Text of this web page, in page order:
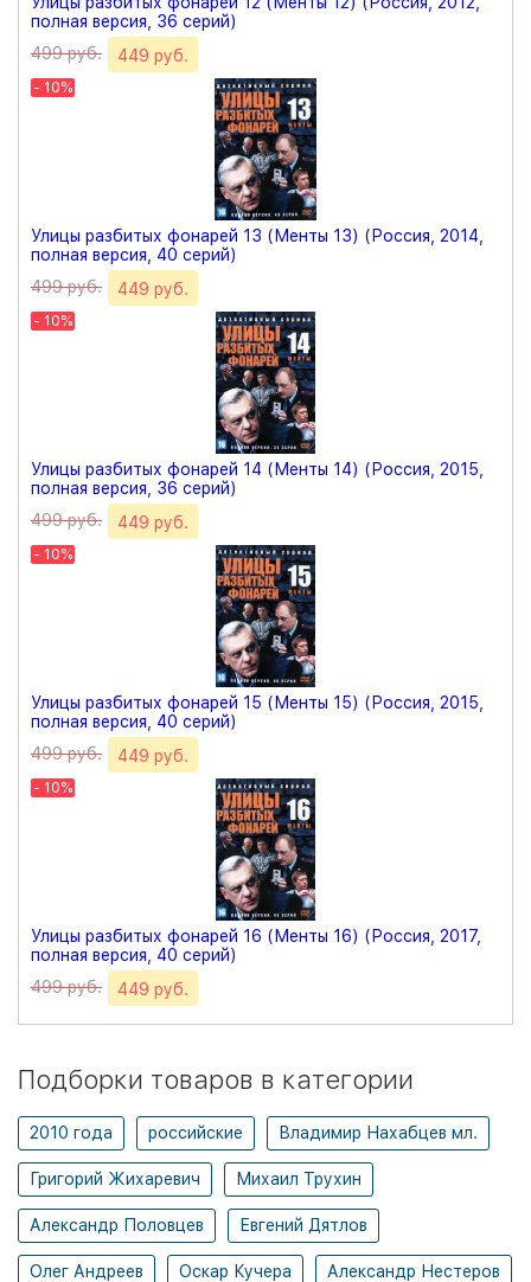
полная версия, 36 серий)
499 руб.
449 руб.
- 10%
Улицы разбитых фонарей 13 (Менты 13) (Россия, 2014,
полная версия, 40 серий)
499 руб.
449 руб.
- 10%
Улицы разбитых фонарей 14 (Менты 14) (Россия, 2015,
полная версия, 36 серий)
499 руб.
449 руб.
- 10%
Улицы разбитых фонарей 15 (Менты 15) (Россия, 2015,
полная версия, 40 серий)
499 руб.
449 руб.
- 10%
Улицы разбитых фонарей 16 (Менты 16) (Россия, 2017,
полная версия, 40 серий)
499 руб.
449 руб.
Подборки товаров в категории
2010 года российские Владимир Нахабцев мл.
Григорий Жихаревич Михаил Трухин
Александр Половцев Евгений Дятлов
Олег Андреев Оскар Кучера Александр Нестеров